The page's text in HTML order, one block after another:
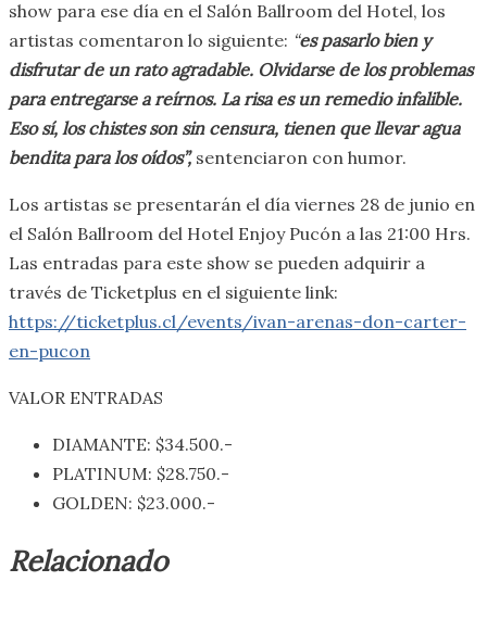
show para ese día en el Salón Ballroom del Hotel, los
artistas comentaron lo siguiente: “es pasarlo bien y
disfrutar de un rato agradable. Olvidarse de los problemas
para entregarse a reírnos. La risa es un remedio infalible.
Eso sí, los chistes son sin censura, tienen que llevar agua
bendita para los oídos”, sentenciaron con humor.
Los artistas se presentarán el día viernes 28 de junio en
el Salón Ballroom del Hotel Enjoy Pucón a las 21:00 Hrs.
Las entradas para este show se pueden adquirir a
través de Ticketplus en el siguiente link:
https://ticketplus.cl/events/ivan-arenas-don-carter-
en-pucon
VALOR ENTRADAS
DIAMANTE: $34.500.-
PLATINUM: $28.750.-
GOLDEN: $23.000.-
Relacionado